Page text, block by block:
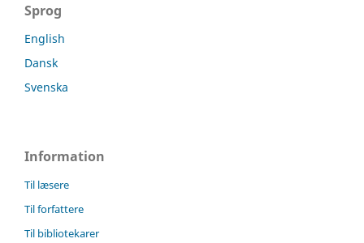
Sprog
English
Dansk
Svenska
Information
Til læsere
Til forfattere
Til bibliotekarer